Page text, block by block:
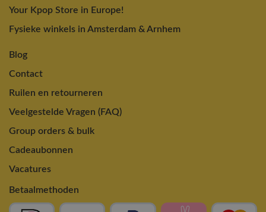
Your Kpop Store in Europe!
Fysieke winkels in Amsterdam & Arnhem
Blog
Contact
Ruilen en retourneren
Veelgestelde Vragen (FAQ)
Group orders & bulk
Cadeaubonnen
Vacatures
Betaalmethoden